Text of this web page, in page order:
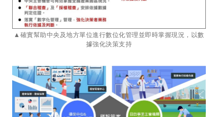
​​​​​​​​​​​​​​▲確實幫助中央及地方單位進行數位化管理並即時掌握現況，以數
據強化決策支持